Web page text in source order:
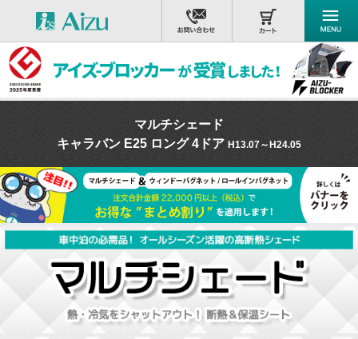
マルチシェード
キャラバン E25 ロング 4ドア H13.07～H24.05